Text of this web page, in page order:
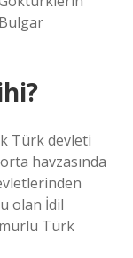
Türk devleti
havzasında
olan İdil
Türk